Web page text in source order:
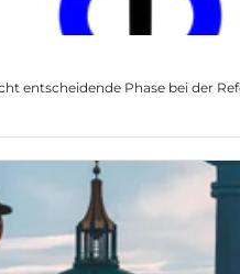
entscheidende Phase bei der